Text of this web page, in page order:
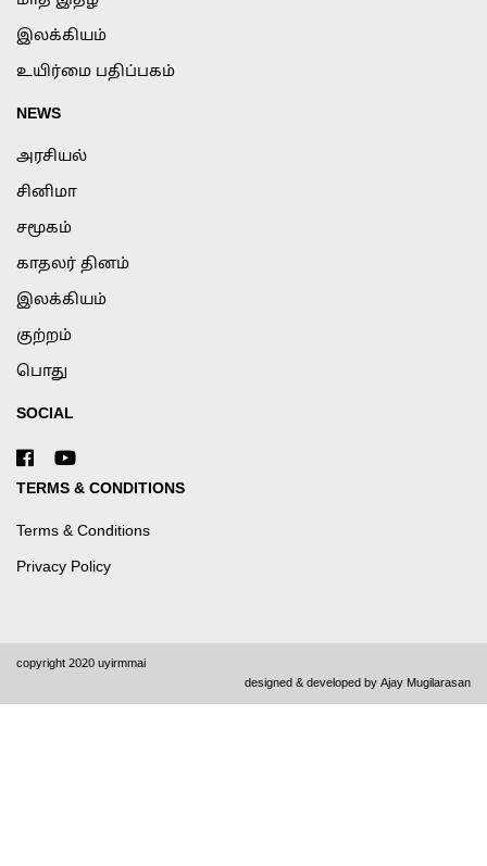
இலக்கியம்
உயிர்மை பதிப்பகம்
NEWS
அரசியல்
சினிமா
சமூகம்
காதலர் தினம்
இலக்கியம்
குற்றம்
பொது
SOCIAL
TERMS & CONDITIONS
Terms & Conditions
Privacy Policy
copyright 2020 uyirmmai
designed & developed by Ajay Mugilarasan